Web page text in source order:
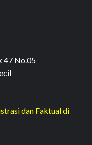
47 No.05
dan Faktual di